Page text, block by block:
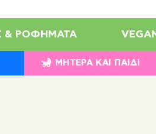
& ΡΟΦΉΜΑΤΑ
ΜΗΤΈΡΑ ΚΑΙ ΠΑΙΔΊ